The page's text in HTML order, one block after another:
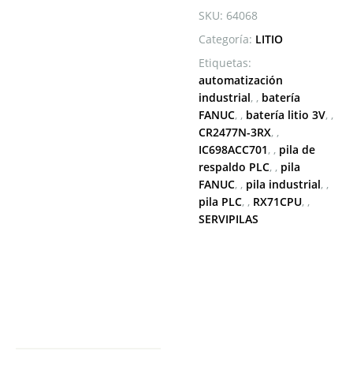
SKU: 64068
Categoría: LITIO
Etiquetas:
automatización
industrial , batería
FANUC , batería litio 3V ,
CR2477N-3RX ,
IC698ACC701 , pila de
respaldo PLC , pila
FANUC , pila industrial ,
pila PLC , RX71CPU ,
SERVIPILAS